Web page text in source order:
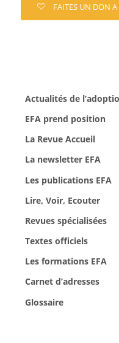
FAITES UN DON A
Actualités de
EFA prend position
La Revue Accueil
La newsletter EFA
Les publications EFA
Lire, Voir, Ecouter
Revues spécialisées
Textes officiels
Les formations EFA
Carnet d’adresses
Glossaire